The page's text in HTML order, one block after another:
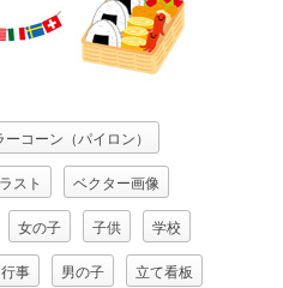
ーコーン（パイロン）
スト ベクター画像
女の子 子供 学校
事 男の子 立て看板